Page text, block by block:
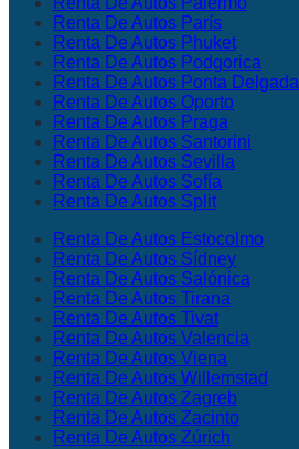
Renta De Autos París
Renta De Autos Phuket
Renta De Autos Podgorica
Renta De Autos Ponta Delgada
Renta De Autos Oporto
Renta De Autos Praga
Renta De Autos Santorini
Renta De Autos Sevilla
Renta De Autos Sofía
Renta De Autos Split
Renta De Autos Estocolmo
Renta De Autos Sídney
Renta De Autos Salónica
Renta De Autos Tirana
Renta De Autos Tivat
Renta De Autos Valencia
Renta De Autos Viena
Renta De Autos Willemstad
Renta De Autos Zagreb
Renta De Autos Zacinto
Renta De Autos Zúrich